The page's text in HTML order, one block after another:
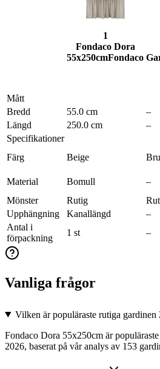
1
Fondaco Dora
55x250cmFondaco
Mått
Bredd
55.0 cm –
Längd
250.0 cm –
Specifikationer
Färg
Beige
Material Bomull –
Mönster
Rutig
Upphängning
Kanallängd –
Antal i
förpackning
1 st –
Vanliga frågor
Vilken är populäraste rutiga gardinen
Fondaco Dora 55x250cm är
2026, baserat på vår analys av 153